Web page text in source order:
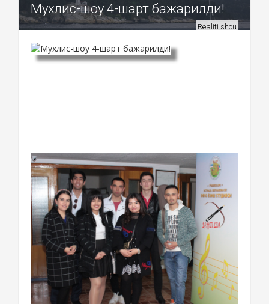
Мухлис-шоу 4-шарт бажарилди!
Realiti shou